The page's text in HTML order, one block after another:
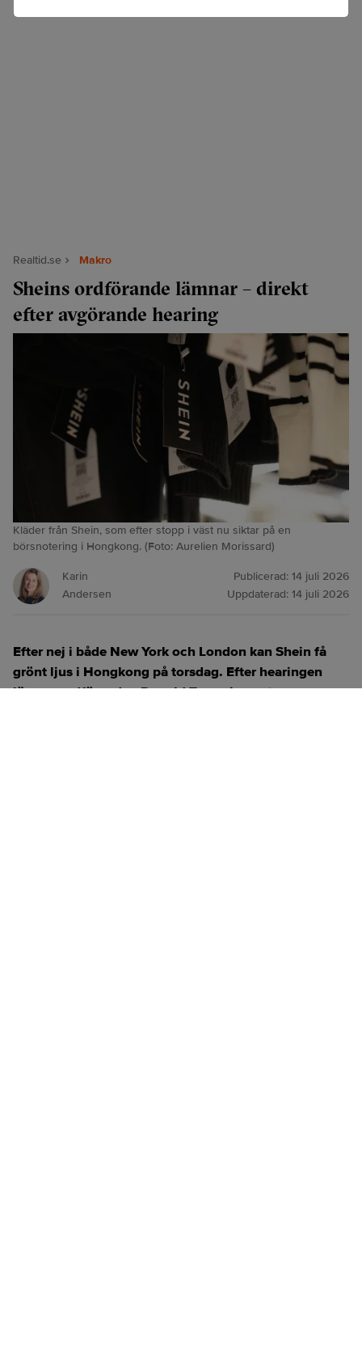
Realtid.se Makro
Sheins ordförande lämnar – direkt
efter avgörande hearing
Kläder från Shein, som efter stopp i väst nu siktar på en
börsnotering i Hongkong. (Foto: Aurelien Morissard)
Karin
Andersen
Publicerad: 14 juli 2026
Uppdaterad: 14 juli 2026
Efter nej i både New York och London kan Shein få
grönt ljus i Hongkong på torsdag. Efter hearingen
lämnar ordföranden Donald Tang sin post.